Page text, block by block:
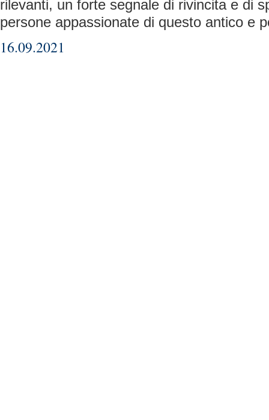
rilevanti, un forte segnale di rivincita e di
persone appassionate di questo antico e
16.09.2021